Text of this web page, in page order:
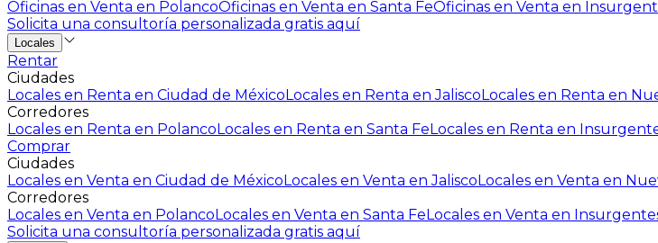
Oficinas en Venta en PolancoOficinas en Venta en Santa FeOficinas en Venta en
Solicita una consultoría personalizada gratis aquí
Locales
Rentar
Ciudades
Locales en Renta en Ciudad de MéxicoLocales en Renta en JaliscoLocales en Renta en
Corredores
Locales en Renta en PolancoLocales en Renta en Santa FeLocales en Renta en
Comprar
Ciudades
Locales en Venta en Ciudad de MéxicoLocales en Venta en JaliscoLocales en Venta en
Corredores
Locales en Venta en PolancoLocales en Venta en Santa FeLocales en Venta en
Solicita una consultoría personalizada gratis aquí